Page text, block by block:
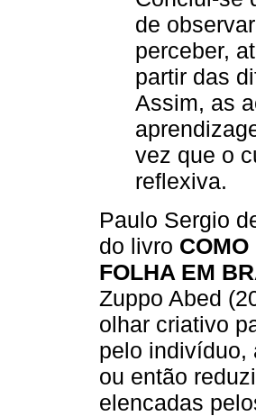
de
perceber,
partir das
Assim, as
vez que o
reflexiva.
Paulo Sergio
do livro
FOLHA EM
Zuppo Abed
olhar criativo
pelo indivíduo,
ou então
elencadas